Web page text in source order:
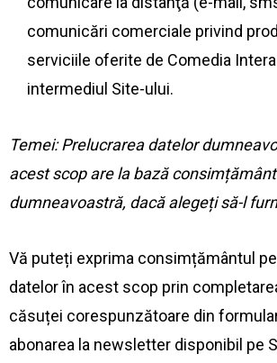
comunicări comerciale privind
serviciile oferite de Comedia
intermediul Site-ului.
Temei: Prelucrarea datelor
acest scop are la bază
dumneavoastră, dacă alegeți să-l
Vă puteți exprima consimțământul
datelor în acest scop prin
căsuței corespunzătoare din
abonarea la newsletter disponibil pe